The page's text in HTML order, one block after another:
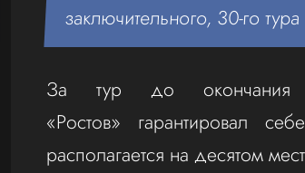
заключительного, 30-го
За тур до окончания
«Ростов» гарантировал
располагается на десятом